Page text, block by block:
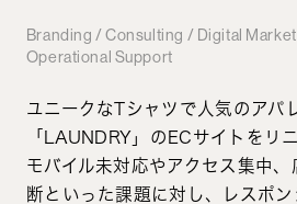
Branding / Consulting / Digital
Operational Support
ユニークなTシャツで人気のアパ
「LAUNDRY」のECサイトをリニ
モバイル未対応やアクセス集中
断といった課題に対し、レスポ